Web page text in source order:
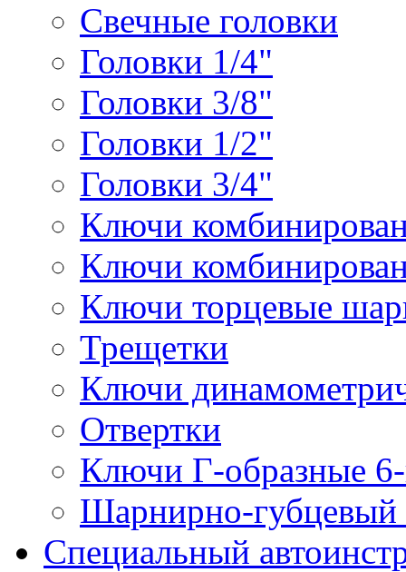
Свечные головки
Головки 1/4"
Головки 3/8"
Головки 1/2"
Головки 3/4"
Ключи
Ключи
Ключи торцевые
Трещетки
Ключи
Отвертки
Ключи Г-образные
Шарнирно-губцевый
Специальный